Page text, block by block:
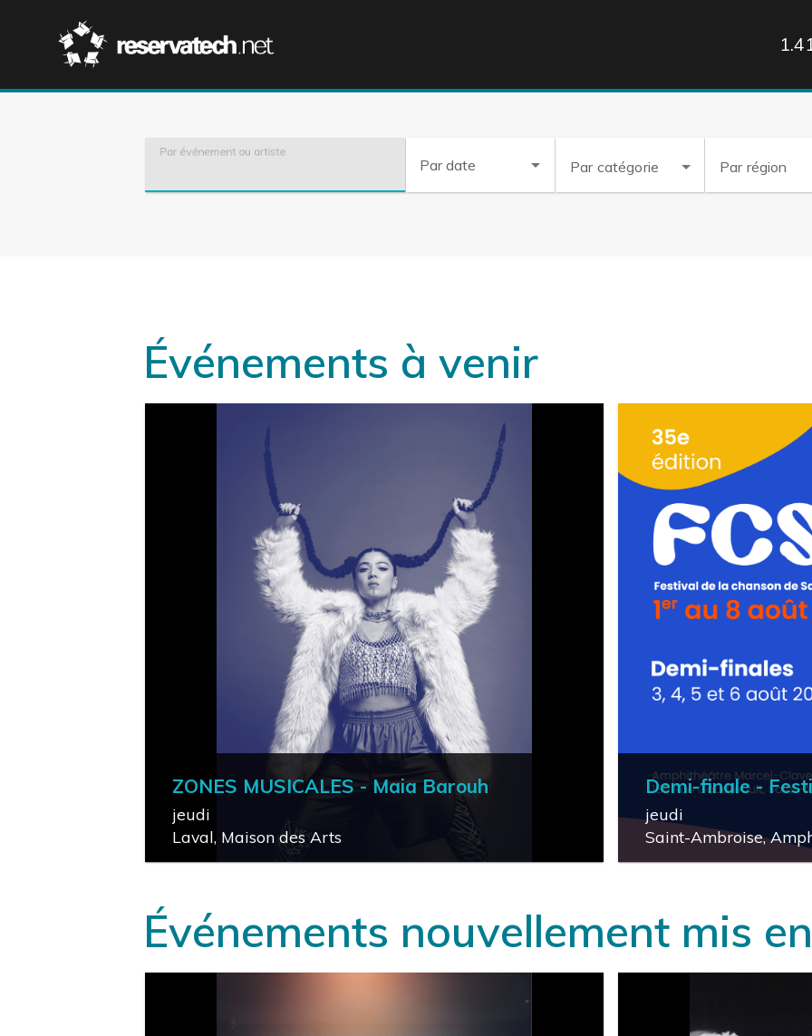
Par événement ou artiste
Par date arrow_drop_down Par catégorie Par région
Événements à venir
ZONES MUSICALES - Maia Barouh
jeudi
Laval, Maison des Arts
jeudi
Saint-Ambroise,
Événements nouvellement mis